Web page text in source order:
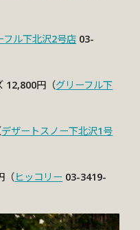
フル下北沢2号店 03-
12,800円（グリーフル下
デザートスノー下北沢1号
（ヒッコリー 03-3419-